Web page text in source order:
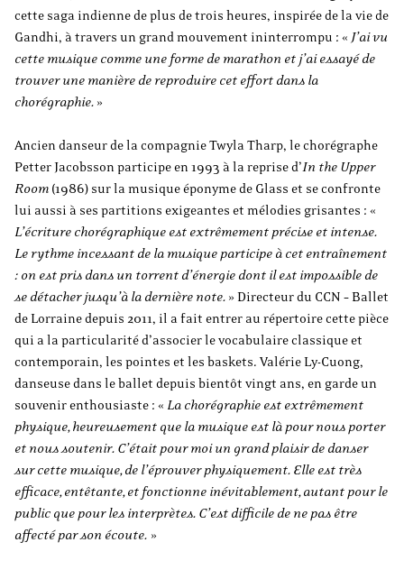
cette saga indienne de plus de trois heures, inspirée de la vie de
Gandhi, à travers un grand mouvement ininterrompu : « J’ai vu
cette musique comme une forme de marathon et j’ai essayé de
trouver une manière de reproduire cet effort dans la
chorégraphie. »
Ancien danseur de la compagnie Twyla Tharp, le chorégraphe
Petter Jacobsson participe en 1993 à la reprise d’In the Upper
Room (1986) sur la musique éponyme de Glass et se confronte
lui aussi à ses partitions exigeantes et mélodies grisantes : «
L’écriture chorégraphique est extrêmement précise et intense.
Le rythme incessant de la musique participe à cet entraînement
: on est pris dans un torrent d’énergie dont il est impossible de
se détacher jusqu’à la dernière note. » Directeur du CCN – Ballet
de Lorraine depuis 2011, il a fait entrer au répertoire cette pièce
qui a la particularité d’associer le vocabulaire classique et
contemporain, les pointes et les baskets. Valérie Ly-Cuong,
danseuse dans le ballet depuis bientôt vingt ans, en garde un
souvenir enthousiaste : « La chorégraphie est extrêmement
physique, heureusement que la musique est là pour nous porter
et nous soutenir. C’était pour moi un grand plaisir de danser
sur cette musique, de l’éprouver physiquement. Elle est très
efficace, entêtante, et fonctionne inévitablement, autant pour le
public que pour les interprètes. C’est difficile de ne pas être
affecté par son écoute. »